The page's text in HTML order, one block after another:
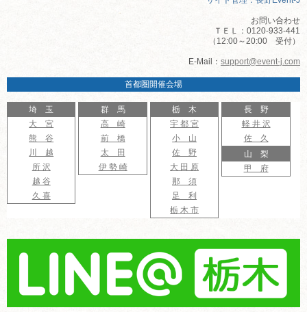
お問い合わせ
ＴＥＬ：0120-933-441
（12:00～20:00 受付）
E-Mail： support@event-j.com
首都圏開催会場
埼 玉
大 宮
熊 谷
川 越
所 沢
越 谷
久 喜
群 馬
高 崎
前 橋
太 田
伊 勢 崎
栃 木
宇 都 宮
小 山
佐 野
大 田 原
那 須
足 利
栃 木 市
長 野
軽 井 沢
佐 久
山 梨
甲 府